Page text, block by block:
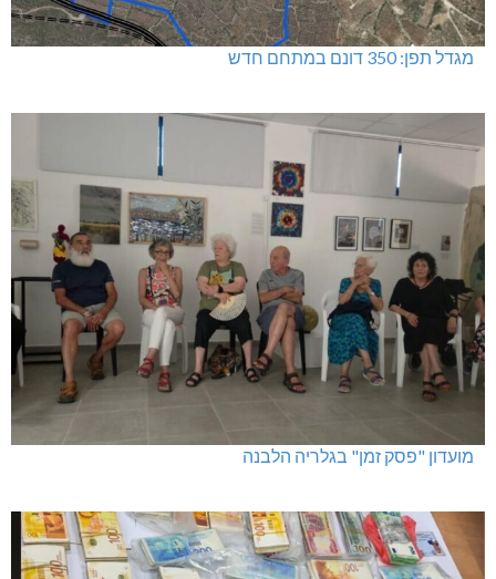
דו"צ בחוסר מקצועיות וזלזול
מגדל תפן: 350 דונם במתחם חדש